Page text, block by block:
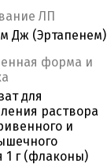
ЛП
Дж (Эртапенем)
форма и
для
раствора
и
1 г (флаконы)